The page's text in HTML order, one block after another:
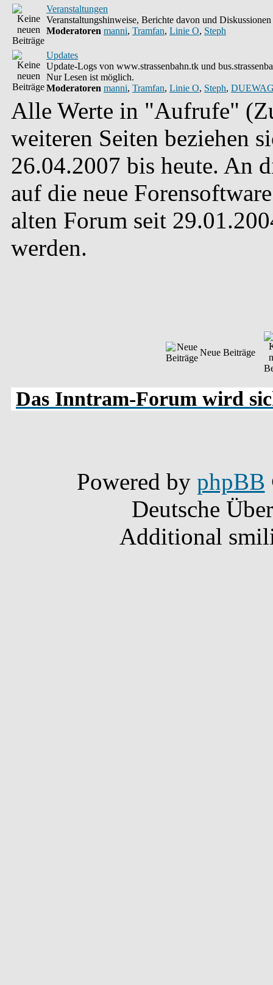
Veranstaltungen
Veranstaltungshinweise, Berichte davon und Diskussionen
Moderatoren manni, Tramfan, Linie O, Steph
Updates
Update-Logs von www.strassenbahn.tk und
Nur Lesen ist möglich.
Moderatoren manni, Tramfan, Linie O, Steph,
Alle Werte in "Aufrufe"
weiteren Seiten beziehen
26.04.2007 bis heute. An
auf die neue
alten Forum seit
werden.
Neue Beiträge
Das Inntram-Forum wird
Powered by phpBB
Deutsche
Additional